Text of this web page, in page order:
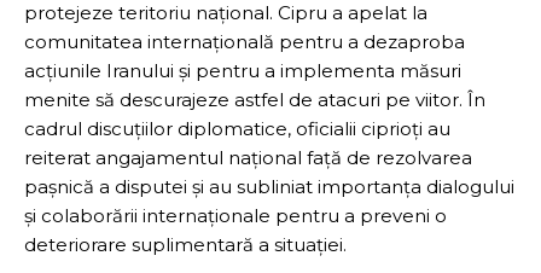
protejeze teritoriu național. Cipru a apelat la
comunitatea internațională pentru a dezaproba
acțiunile Iranului și pentru a implementa măsuri
menite să descurajeze astfel de atacuri pe viitor. În
cadrul discuțiilor diplomatice, oficialii ciprioți au
reiterat angajamentul național față de rezolvarea
pașnică a disputei și au subliniat importanța dialogului
și colaborării internaționale pentru a preveni o
deteriorare suplimentară a situației.